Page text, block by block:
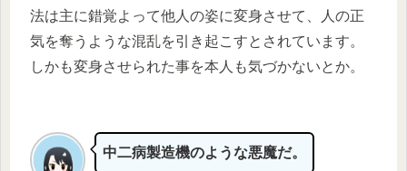
法は主に錯覚よって他人の姿に変身させて、人の正
気を奪うような混乱を引き起こすとされています。
しかも変身させられた事を本人も気づかないとか。
中二病製造機のような悪魔だ。